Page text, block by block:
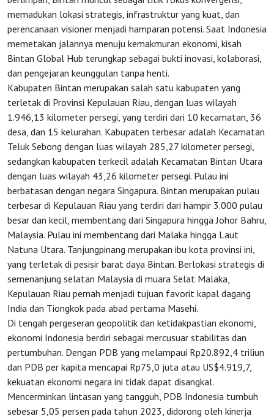
HOME
OSS
Agenda
Investasi
memadukan lokasi strategis, infrastruktur yang kuat, dan
perencanaan visioner menjadi hamparan potensi. Saat Indonesia
memetakan jalannya menuju kemakmuran ekonomi, kisah
Bintan Global Hub terungkap sebagai bukti inovasi, kolaborasi,
dan pengejaran keunggulan tanpa henti.
Kabupaten Bintan merupakan salah satu kabupaten yang
terletak di Provinsi Kepulauan Riau, dengan luas wilayah
1.946,13 kilometer persegi, yang terdiri dari 10 kecamatan, 36
desa, dan 15 kelurahan. Kabupaten terbesar adalah Kecamatan
Teluk Sebong dengan luas wilayah 285,27 kilometer persegi,
sedangkan kabupaten terkecil adalah Kecamatan Bintan Utara
dengan luas wilayah 43,26 kilometer persegi. Pulau ini
berbatasan dengan negara Singapura. Bintan merupakan pulau
terbesar di Kepulauan Riau yang terdiri dari hampir 3.000 pulau
besar dan kecil, membentang dari Singapura hingga Johor Bahru,
Malaysia. Pulau ini membentang dari Malaka hingga Laut
Natuna Utara. Tanjungpinang merupakan ibu kota provinsi ini,
yang terletak di pesisir barat daya Bintan. Berlokasi strategis di
semenanjung selatan Malaysia di muara Selat Malaka,
Kepulauan Riau pernah menjadi tujuan favorit kapal dagang
India dan Tiongkok pada abad pertama Masehi.
Di tengah pergeseran geopolitik dan ketidakpastian ekonomi,
ekonomi Indonesia berdiri sebagai mercusuar stabilitas dan
pertumbuhan. Dengan PDB yang melampaui Rp20.892,4 triliun
dan PDB per kapita mencapai Rp75,0 juta atau US$4.919,7,
kekuatan ekonomi negara ini tidak dapat disangkal.
Mencerminkan lintasan yang tangguh, PDB Indonesia tumbuh
sebesar 5,05 persen pada tahun 2023, didorong oleh kinerja